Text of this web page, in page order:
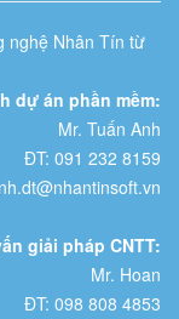
nghệ Nhân Tín từ
dự án phần mềm:
Mr. Tuấn Anh
ĐT: 091 232 8159
giải pháp CNTT:
Mr. Hoan
ĐT: 098 808 4853